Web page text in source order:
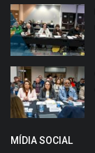
MÍDIA SOCIAL